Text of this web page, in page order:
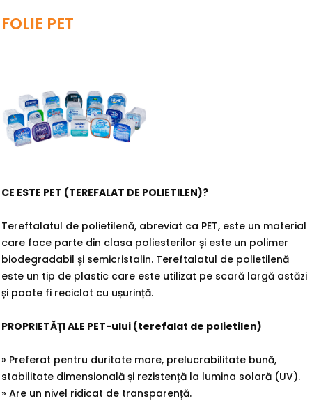
FOLIE PET
CE ESTE PET (TEREFALAT DE POLIETILEN)?
Tereftalatul de polietilenă, abreviat ca PET, este un material
care face parte din clasa poliesterilor și este un polimer
biodegradabil și semicristalin. Tereftalatul de polietilenă
este un tip de plastic care este utilizat pe scară largă astăzi
și poate fi reciclat cu ușurință.
PROPRIETĂȚI ALE PET-ului (terefalat de polietilen)
» Preferat pentru duritate mare, prelucrabilitate bună,
stabilitate dimensională și rezistență la lumina solară (UV).
» Are un nivel ridicat de transparență.